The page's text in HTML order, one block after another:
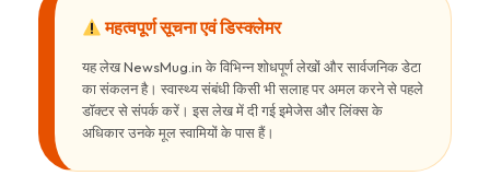
महत्वपूर्ण सूचना एवं डिस्क्लेमर
यह लेख NewsMug.in के विभिन्न शोधपूर्ण लेखों और सार्वजनिक डेटा
का संकलन है। स्वास्थ्य संबंधी किसी भी सलाह पर अमल करने से पहले
डॉक्टर से संपर्क करें। इस लेख में दी गई इमेजेस और लिंक्स के
अधिकार उनके मूल स्वामियों के पास हैं।